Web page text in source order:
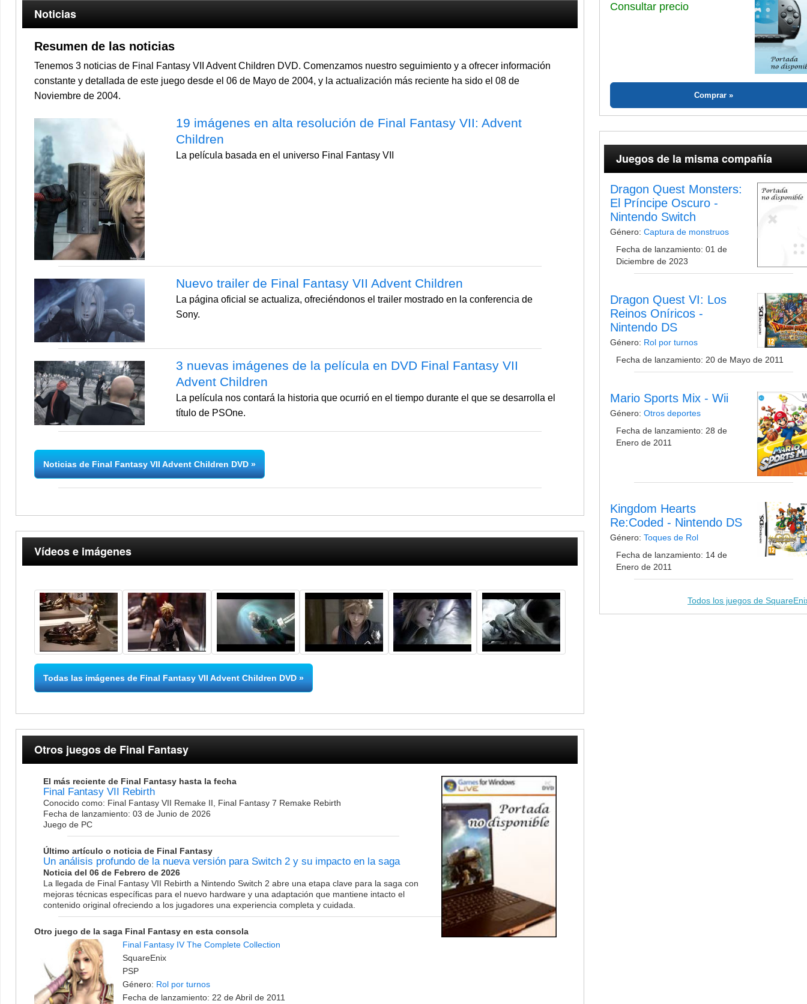
Noticias
Resumen de las noticias
Tenemos 3 noticias de Final Fantasy VII Advent Children DVD. Comenzamos nuestro seguimiento y a ofrecer información
constante y detallada de este juego desde el 06 de Mayo de 2004, y la actualización más reciente ha sido el 08 de
Noviembre de 2004.
19 imágenes en alta resolución de Final Fantasy VII: Advent
Children
La película basada en el universo Final Fantasy VII
Nuevo trailer de Final Fantasy VII Advent Children
La página oficial se actualiza, ofreciéndonos el trailer mostrado en la conferencia de
Sony.
3 nuevas imágenes de la película en DVD Final Fantasy VII
Advent Children
La película nos contará la historia que ocurrió en el tiempo durante el que se desarrolla el
título de PSOne.
Noticias de Final Fantasy VII Advent Children DVD
Vídeos e imágenes
Todas las imágenes de Final Fantasy VII Advent Children DVD
Otros juegos de Final Fantasy
El más reciente de Final Fantasy hasta la fecha
Final Fantasy VII Rebirth
Conocido como: Final Fantasy VII Remake II, Final Fantasy 7 Remake Rebirth
Fecha de lanzamiento: 03 de Junio de 2026
Juego de PC
Último artículo o noticia de Final Fantasy
Un análisis profundo de la nueva versión para Switch 2 y su impacto en la saga
Noticia del 06 de Febrero de 2026
La llegada de Final Fantasy VII Rebirth a Nintendo Switch 2 abre una etapa clave para la saga con
mejoras técnicas específicas para el nuevo hardware y una adaptación que mantiene intacto el
contenido original ofreciendo a los jugadores una experiencia completa y cuidada.
Otro juego de la saga Final Fantasy en esta consola
Final Fantasy IV The Complete Collection
SquareEnix
PSP
Género: Rol por turnos
Fecha de lanzamiento: 22 de Abril de 2011
Consultar precio
Comprar
Juegos de la misma compañía
Dragon Quest Monsters:
El Príncipe Oscuro -
Nintendo Switch
Género: Captura de monstruos
Fecha de lanzamiento: 01 de
Diciembre de 2023
Dragon Quest VI: Los
Reinos Oníricos -
Nintendo DS
Género: Rol por turnos
Fecha de lanzamiento: 20 de Mayo de 2011
Mario Sports Mix - Wii
Género: Otros deportes
Fecha de lanzamiento: 28 de
Enero de 2011
Kingdom Hearts
Re:Coded - Nintendo DS
Género: Toques de Rol
Fecha de lanzamiento: 14 de
Enero de 2011
Todos los juegos de